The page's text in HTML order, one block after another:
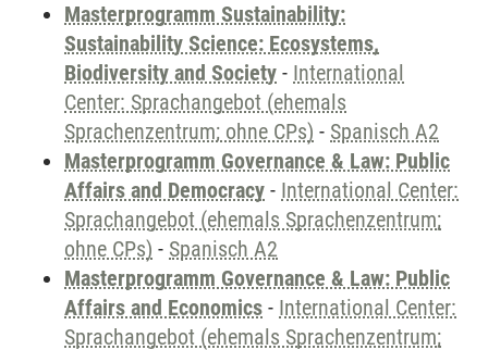
Masterprogramm Sustainability:
Sustainability Science: Ecosystems,
Biodiversity and Society - International
Center: Sprachangebot (ehemals
Sprachenzentrum; ohne CPs) - Spanisch A2
Masterprogramm Governance & Law: Public
Affairs and Democracy - International Center:
Sprachangebot (ehemals Sprachenzentrum;
ohne CPs) - Spanisch A2
Masterprogramm Governance & Law: Public
Affairs and Economics - International Center:
Sprachangebot (ehemals Sprachenzentrum;